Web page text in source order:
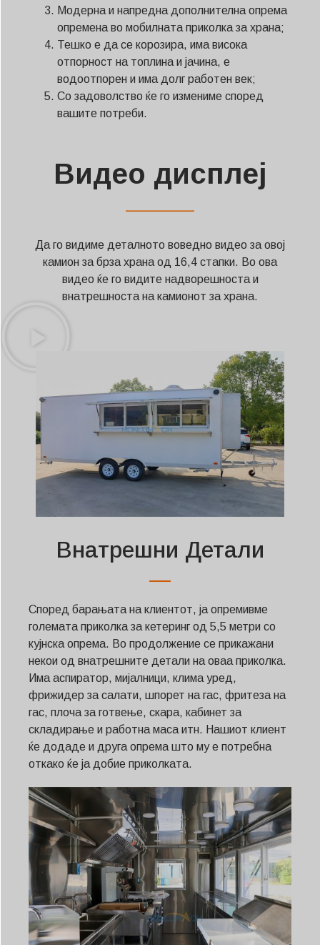
Модерна и напредна дополнителна опрема
опремена во мобилната приколка за храна;
Тешко е да се корозира, има висока
отпорност на топлина и јачина, е
водоотпорен и има долг работен век;
Со задоволство ќе го измениме според
вашите потреби.
Видео дисплеј
——————
Да го видиме деталното воведно видео за овој
камион за брза храна од 16,4 стапки. Во ова
видео ќе го видите надворешноста и
внатрешноста на камионот за храна.
Внатрешни Детали
Според барањата на клиентот, ја опремивме
големата приколка за кетеринг од 5,5 метри со
кујнска опрема. Во продолжение се прикажани
некои од внатрешните детали на оваа приколка.
Има аспиратор, мијалници, клима уред,
фрижидер за салати, шпорет на гас, фритеза на
гас, плоча за готвење, скара, кабинет за
складирање и работна маса итн. Нашиот клиент
ќе додаде и друга опрема што му е потребна
откако ќе ја добие приколката.